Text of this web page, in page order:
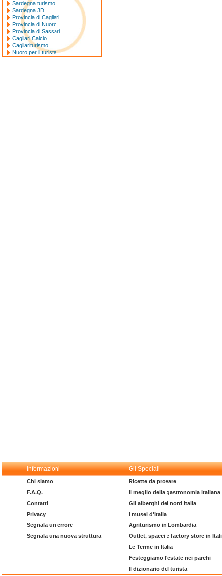
Sardegna turismo
Sardegna 3D
Provincia di Cagliari
Provincia di Nuoro
Provincia di Sassari
Cagliari Calcio
Cagliariturismo
Nuoro per il turista
Informazioni Gli Speciali
Chi siamo
F.A.Q.
Contatti
Privacy
Segnala un errore
Segnala una nuova struttura
Ricette da provare
Il meglio della gastronomia italiana
Gli alberghi del nord Italia
I musei d'Italia
Agriturismo in Lombardia
Outlet, spacci e factory store in
Le Terme in Italia
Festeggiamo l'estate nei parchi
Il dizionario del turista